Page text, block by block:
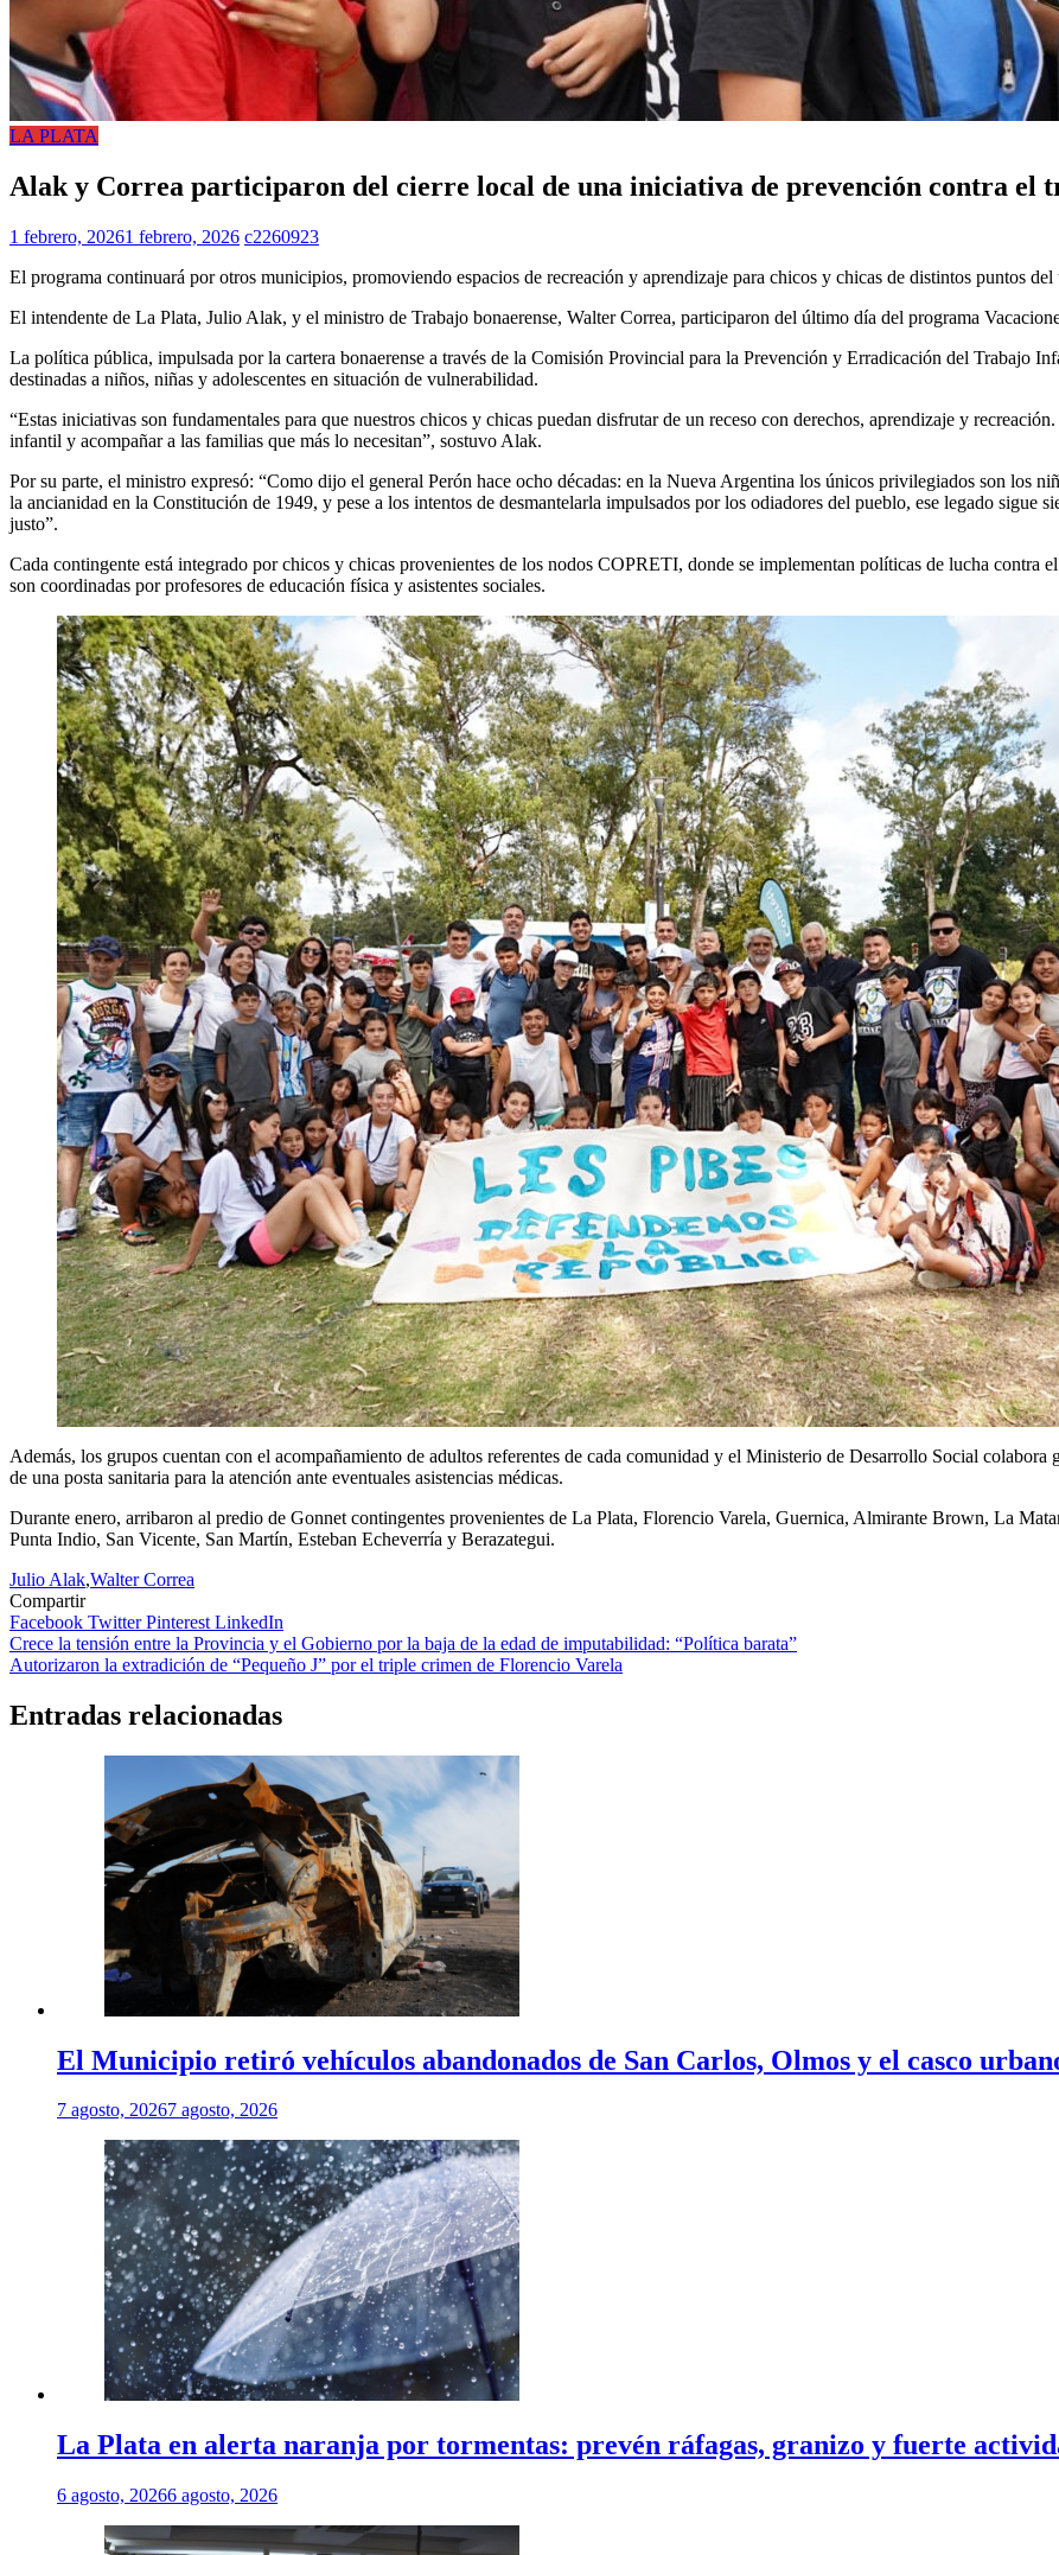
LA PLATA
Alak y Correa participaron del cierre local de una iniciativa de prevención contra el
1 febrero, 20261 febrero, 2026 c2260923
El programa continuará por otros municipios, promoviendo espacios de recreación y aprendizaje para chicos y chicas de distintos puntos del
El intendente de La Plata, Julio Alak, y el ministro de Trabajo bonaerense, Walter Correa, participaron del último día del programa
La política pública, impulsada por la cartera bonaerense a través de la Comisión Provincial para la Prevención y Erradicación del Trabajo
destinadas a niños, niñas y adolescentes en situación de vulnerabilidad.
“Estas iniciativas son fundamentales para que nuestros chicos y chicas puedan disfrutar de un receso con derechos, aprendizaje y
infantil y acompañar a las familias que más lo necesitan”, sostuvo Alak.
Por su parte, el ministro expresó: “Como dijo el general Perón hace ocho décadas: en la Nueva Argentina los únicos privilegiados son los
la ancianidad en la Constitución de 1949, y pese a los intentos de desmantelarla impulsados por los odiadores del pueblo, ese legado sigue
justo”.
Cada contingente está integrado por chicos y chicas provenientes de los nodos COPRETI, donde se implementan políticas de lucha contra
son coordinadas por profesores de educación física y asistentes sociales.
Además, los grupos cuentan con el acompañamiento de adultos referentes de cada comunidad y el Ministerio de Desarrollo Social
de una posta sanitaria para la atención ante eventuales asistencias médicas.
Durante enero, arribaron al predio de Gonnet contingentes provenientes de La Plata, Florencio Varela, Guernica, Almirante Brown, La
Punta Indio, San Vicente, San Martín, Esteban Echeverría y Berazategui.
Julio Alak,Walter Correa
Compartir
Facebook TwitterPinterest LinkedIn
Navegación
de
entradas
Crece la tensión entre la Provincia y el Gobierno por la baja de la edad de imputabilidad: “Política barata”
Autorizaron la extradición de “Pequeño J” por el triple crimen de Florencio Varela
Entradas relacionadas
El Municipio retiró vehículos abandonados de San Carlos, Olmos y el casco
7 agosto, 20267 agosto, 2026
La Plata en alerta naranja por tormentas: prevén ráfagas, granizo y fuerte
6 agosto, 20266 agosto, 2026